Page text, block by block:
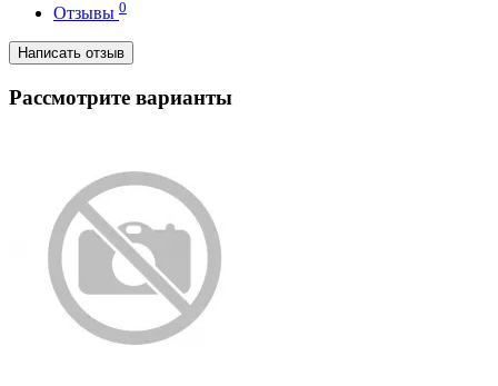
Отзывы 0
Написать отзыв
Рассмотрите варианты